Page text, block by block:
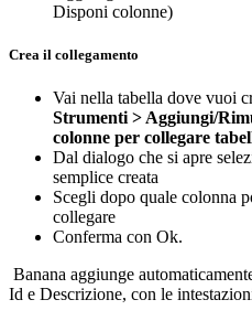
Disponi colonne)
Crea il collegamento
Vai nella tabella dove vuoi
Strumenti > Aggiungi/
colonne per collegare
Dal dialogo che si apre
semplice creata
Scegli dopo quale colonna
collegare
Conferma con Ok.
Banana aggiunge
Id e Descrizione, con le